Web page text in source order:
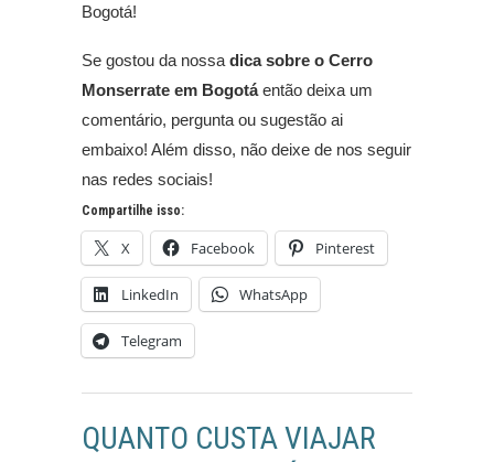
Bogotá!
Se gostou da nossa dica sobre o Cerro
Monserrate em Bogotáentão deixa um
comentário, pergunta ou sugestão ai
embaixo! Além disso, não deixe de nos seguir
nas redes sociais!
Compartilhe isso:
X Facebook Pinterest
LinkedIn WhatsApp
Telegram
QUANTO CUSTA VIAJAR